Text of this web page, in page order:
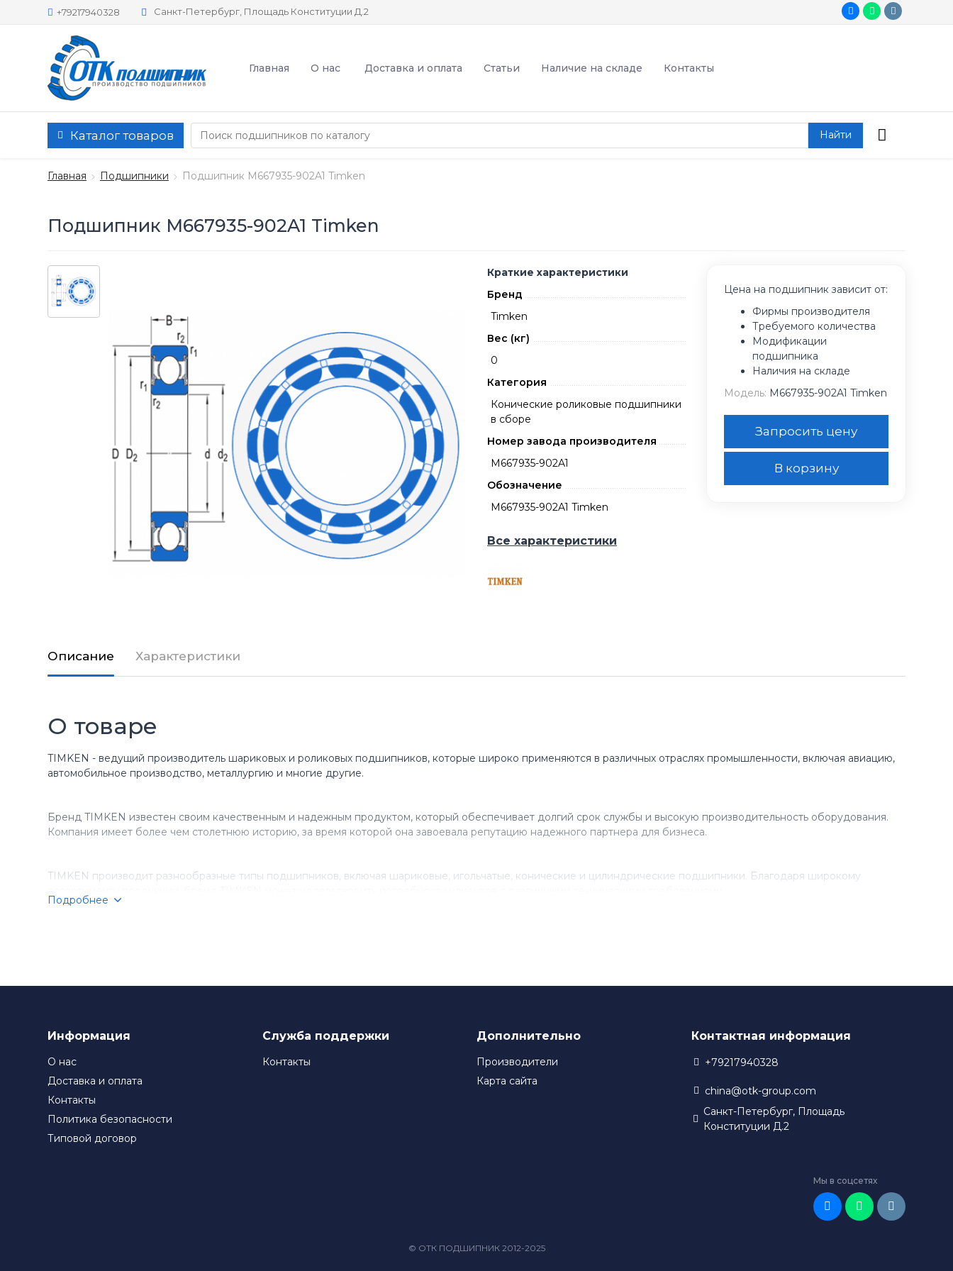
+79217940328 Санкт-Петербург, Площадь Конституции Д.2
Главная О нас Доставка и оплата Статьи Наличие на складе Контакты
Каталог товаров Найти
Главная Подшипники Подшипник M667935-902A1 Timken
Подшипник M667935-902A1 Timken
Краткие характеристики
Бренд
Timken
Вес (кг)
0
Категория
Конические роликовые подшипники
в сборе
Номер завода производителя
M667935-902A1
Обозначение
M667935-902A1 Timken
Все характеристики
Цена на подшипник зависит от:
Фирмы производителя
Требуемого количества
Модификации
подшипника
Наличия на складе
Модель: M667935-902A1 Timken
Запросить цену
В корзину
Описание Характеристики
О товаре
TIMKEN - ведущий производитель шариковых и роликовых подшипников, которые широко применяются в различных отраслях промышленности, включая авиацию,
автомобильное производство, металлургию и многие другие.
Бренд TIMKEN известен своим качественным и надежным продуктом, который обеспечивает долгий срок службы и высокую производительность оборудования.
Компания имеет более чем столетнюю историю, за время которой она завоевала репутацию надежного партнера для бизнеса.
TIMKEN производит разнообразные типы подшипников, включая шариковые, игольчатые, конические и цилиндрические подшипники. Благодаря широкому
Подробнее
Информация
О нас
Доставка и оплата
Контакты
Политика безопасности
Типовой договор
Служба поддержки
Контакты
Дополнительно
Производители
Карта сайта
Контактная информация
+79217940328
china@otk-group.com
Санкт-Петербург, Площадь
Конституции Д.2
Мы в соцсетях
© ОТК ПОДШИПНИК 2012-2025